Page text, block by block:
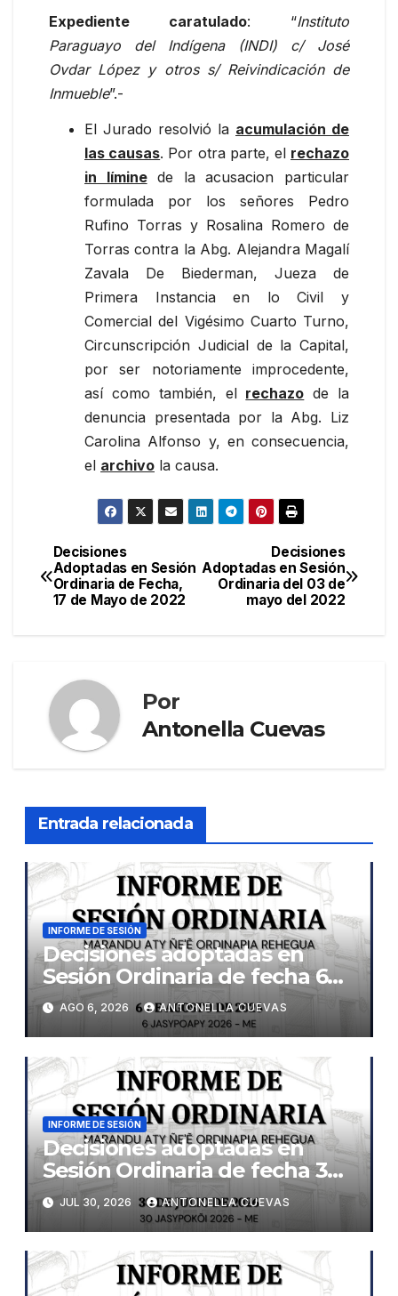
Expediente caratulado: “Instituto
Paraguayo del Indígena (INDI) c/ José
Ovdar López y otros s/ Reivindicación de
Inmueble”.-
El Jurado resolvió la acumulación de
las causas. Por otra parte, el rechazo
in líminede la acusacion particular
formulada por los señores Pedro
Rufino Torras y Rosalina Romero de
Torras contra la Abg. Alejandra Magalí
Zavala De Biederman, Jueza de
Primera Instancia en lo Civil y
Comercial del Vigésimo Cuarto Turno,
Circunscripción Judicial de la Capital,
por ser notoriamente improcedente,
así como también, el rechazo de la
denuncia presentada por la Abg. Liz
Carolina Alfonso y, en consecuencia,
el archivo la causa.
Decisiones
Adoptadas en Sesión
Ordinaria del 03 de
mayo del 2022
Decisiones
Adoptadas en Sesión
Ordinaria de Fecha,
17 de Mayo de 2022
Por
Antonella Cuevas
Entrada relacionada
INFORME DE SESIÓN
Decisiones adoptadas en
Sesión Ordinaria de fecha 6
de agosto de 2026
AGO 6, 2026 ANTONELLA CUEVAS
INFORME DE SESIÓN
Decisiones adoptadas en
Sesión Ordinaria de fecha 30
de julio de 2026
JUL 30, 2026 ANTONELLA CUEVAS